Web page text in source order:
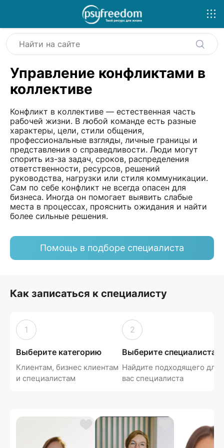
Управление конфликтами в
коллективе
Конфликт в коллективе — естественная часть
рабочей жизни. В любой команде есть разные
характеры, цели, стили общения,
профессиональные взгляды, личные границы и
представления о справедливости. Люди могут
спорить из-за задач, сроков, распределения
ответственности, ресурсов, решений
руководства, нагрузки или стиля коммуникации.
Сам по себе конфликт не всегда опасен для
бизнеса. Иногда он помогает выявить слабые
места в процессах, прояснить ожидания и найти
более сильные решения.
Помощь в подборе специалиста
Как записаться к специалисту
1
Выберите категорию
Клиентам, бизнес клиентам
и специалистам
2
Выберите специалиста
Найдите подходящего для
вас специалиста